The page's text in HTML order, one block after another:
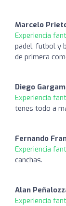
Marcelo
Experiencia
padel, futbol y
de primera
Diego
Experiencia
tenes todo a
Fernando
Experiencia
canchas.
Alan
Experiencia